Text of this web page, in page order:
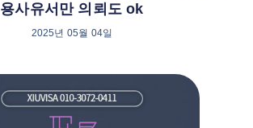
용사유서만 의뢰도 ok
2025년 05월 04일